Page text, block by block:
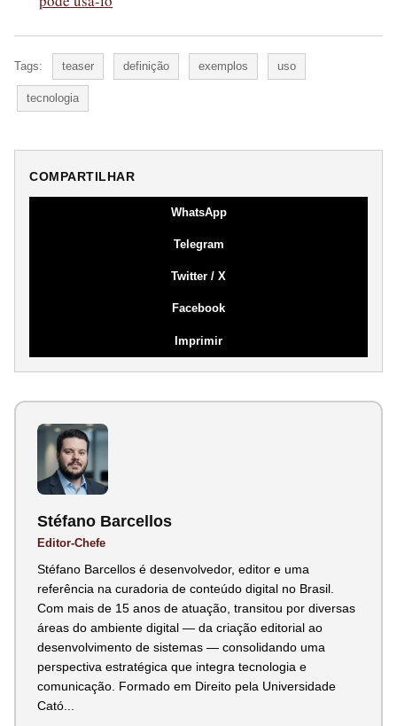
Tags: teaser definição exemplos uso
tecnologia
COMPARTILHAR
WhatsApp
Telegram
Twitter / X
Facebook
Imprimir
Stéfano Barcellos
Editor-Chefe
Stéfano Barcellos é desenvolvedor, editor e uma
referência na curadoria de conteúdo digital no Brasil.
Com mais de 15 anos de atuação, transitou por diversas
áreas do ambiente digital — da criação editorial ao
desenvolvimento de sistemas — consolidando uma
perspectiva estratégica que integra tecnologia e
comunicação. Formado em Direito pela Universidade
Cató...